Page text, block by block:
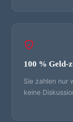
100 % Geld-
Sie zahlen nur
keine